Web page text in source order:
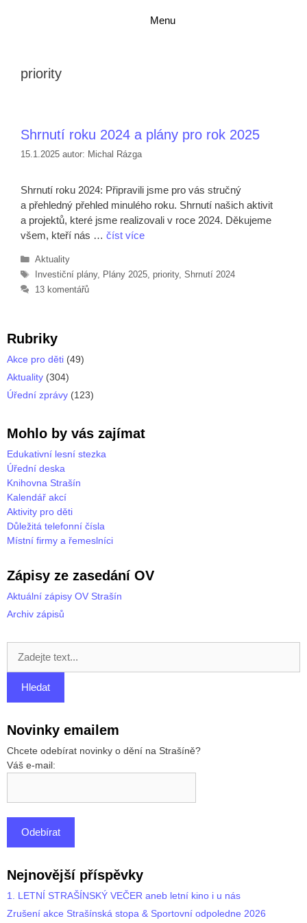
Menu
priority
Shrnutí roku 2024 a plány pro rok 2025
15.1.2025 autor: Michal Rázga
Shrnutí roku 2024: Připravili jsme pro vás stručný
a přehledný přehled minulého roku. Shrnutí našich aktivit
a projektů, které jsme realizovali v roce 2024. Děkujeme
všem, kteří nás … číst více
Rubriky
Aktuality
Štítky
Investiční plány, Plány 2025, priority, Shrnutí 2024
13 komentářů
Rubriky
Akce pro děti (49)
Aktuality (304)
Úřední zprávy (123)
Mohlo by vás zajímat
Edukativní lesní stezka
Úřední deska
Knihovna Strašín
Kalendář akcí
Aktivity pro děti
Důležitá telefonní čísla
Místní firmy a řemeslníci
Zápisy ze zasedání OV
Aktuální zápisy OV Strašín
Archiv zápisů
Novinky emailem
Chcete odebírat novinky o dění na Strašíně?
Váš e-mail:
Nejnovější příspěvky
1. LETNÍ STRAŠÍNSKÝ VEČER aneb letní kino i u nás
Zrušení akce Strašínská stopa & Sportovní odpoledne 2026